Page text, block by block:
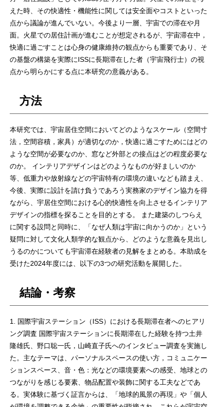
えた時、その快適性・機能性に関しては安全面やコストといった
点から議論が進んでいない。今後より一層、宇宙での滞在や月
面。火星での居住計画が進むことが想定されるが、宇宙滞在中，
快適に過ごすことは心身の健康維持の観点からも重要であり、そ
の基盤の構築を実際にISSに長期滞在した者（宇宙飛行士）の視
点から明らかにする点に本研究の意義がある。
方法
本研究では、宇宙居住空間においてどのようなスケール（空間寸
法，空間容積，家具）が適切なのか，快適に過ごすためにはどの
ような空間が必要なのか、窓など外部との接点はどの程度必要な
のか。 インテリアデザインはどのようなものが好ましいのか
等、低重力や放射線などの宇宙特有の環境の違いなども踏まえ、
今後、実際に設計を請け負うであろう実務家のデザイン協力を得
ながら、宇居住空間における心的快適性を向上させるインテリア
デザインの指標を探ることを目的とする。 また建築のしつらえ
に関する設問と同時に、「なぜ人類は宇宙に向かうのか」という
疑問に対して文化人類学的な観点から、どのような意義を見出し
うるのかについても宇宙滞在経験者の見解をまとめる。本助成を
受けた2024年度には、以下の3つの研究活動を展開した。
結論・考察
1. 国際宇宙ステーション（ISS）における長期滞在者へのヒアリ
ング調査 国際宇宙ステーションに長期滞在した経験を持つ土井
隆雄氏、野口聡一氏，山崎直子氏へのインタビュー調査を実施し
た。主なテーマは、パーソナルスペースの使い方，コミュニケー
ションスペース、音・色：光などの環境要素への感受、地球との
つながりを感じる要素、物品配置や装飾に関する工夫などであ
る。実体験に基づく証言からは、「地球的風景の再現」や「個人